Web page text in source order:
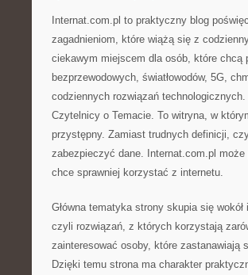
Internat.com.pl to praktyczny blog
zagadnieniom, które wiążą się z
ciekawym miejscem dla osób, które chcą
bezprzewodowych, światłowodów, 5G,
codziennych rozwiązań
Czytelnicy o Temacie. To witryna, w
przystępny. Zamiast trudnych definicji,
zabezpieczyć dane. Internat.com.pl
chce sprawniej korzystać z internetu.
Główna tematyka strony skupia się
czyli rozwiązań, z których korzystają
zainteresować osoby, które zastanawiają
Dzięki temu strona ma charakter